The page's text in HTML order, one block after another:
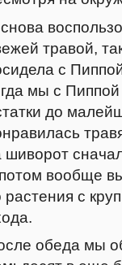
травой,
с
мы с
до
шиворот
вообще
растения с
обеда мы